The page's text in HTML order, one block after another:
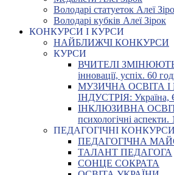
Володарі статуеток Алеї
Володарі кубків Алеї Зірок
КОНКУРСИ І КУРСИ
НАЙБЛИЖЧІ КОНКУРСИ
КУРСИ
ВЧИТЕЛІ ЗМІНЮЮТЬ
інновації, успіх. 60
МУЗИЧНА ОСВІТА
ІНДУСТРІЯ: Україна,
ІНКЛЮЗИВНА ОСВІТА:
психологічні аспекти.
ПЕДАГОГІЧНІ
ПЕДАГОГІЧНА
ТАЛАНТ ПЕДАГОГА
СОНЦЕ СОКРАТА